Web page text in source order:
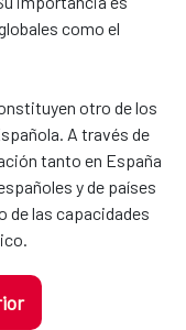
como el
otro de los
A través de
tanto en España
y de países
las capacidades